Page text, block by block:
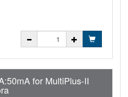
for MultiPlus-II